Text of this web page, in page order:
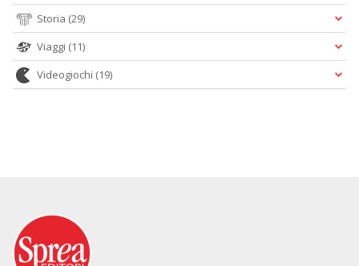
Storia (29)
Viaggi (11)
Videogiochi (19)